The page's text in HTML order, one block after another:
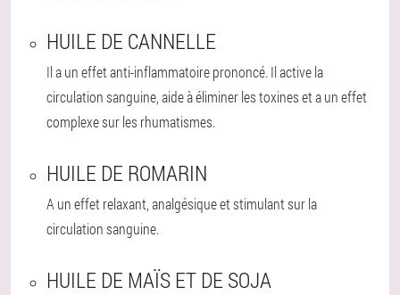
HUILE DE CANNELLE
Il a un effet anti-inflammatoire prononcé. Il active la
circulation sanguine, aide à éliminer les toxines et a un effet
complexe sur les rhumatismes.
HUILE DE ROMARIN
A un effet relaxant, analgésique et stimulant sur la
circulation sanguine.
HUILE DE MAÏS ET DE SOJA